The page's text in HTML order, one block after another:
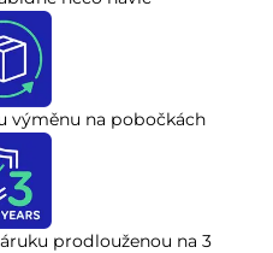
výměnu na pobočkách
prodlouženou na 3